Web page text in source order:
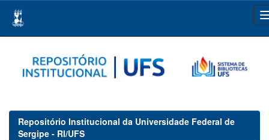
navigation
Repositório Institucional da Universidade Federal de
Sergipe - RI/UFS